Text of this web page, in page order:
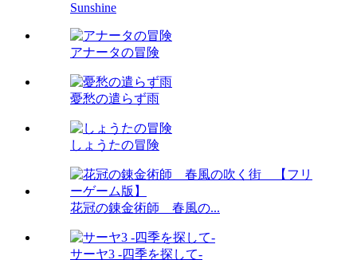
Sunshine
アナータの冒険
憂愁の遣らず雨
しょうたの冒険
花冠の錬金術師 春風の...
サーヤ3 -四季を探して-